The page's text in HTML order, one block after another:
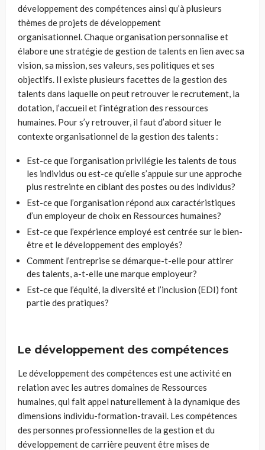
développement des compétences ainsi qu’à plusieurs
thèmes de projets de développement
organisationnel. Chaque organisation personnalise et
élabore une stratégie de gestion de talents en lien avec sa
vision, sa mission, ses valeurs, ses politiques et ses
objectifs. Il existe plusieurs facettes de la gestion des
talents dans laquelle on peut retrouver le recrutement, la
dotation, l’accueil et l’intégration des ressources
humaines. Pour s’y retrouver, il faut d’abord situer le
contexte organisationnel de la gestion des talents :
Est-ce que l’organisation privilégie les talents de tous
les individus ou est-ce qu’elle s’appuie sur une approche
plus restreinte en ciblant des postes ou des individus?
Est-ce que l’organisation répond aux caractéristiques
d’un employeur de choix en Ressources humaines?
Est-ce que l’expérience employé est centrée sur le bien-
être et le développement des employés?
Comment l’entreprise se démarque-t-elle pour attirer
des talents, a-t-elle une marque employeur?
Est-ce que l’équité, la diversité et l’inclusion (EDI) font
partie des pratiques?
Le développement des compétences
Le développement des compétences est une activité en
relation avec les autres domaines de Ressources
humaines, qui fait appel naturellement à la dynamique des
dimensions individu-formation-travail. Les compétences
des personnes professionnelles de la gestion et du
développement de carrière peuvent être mises de